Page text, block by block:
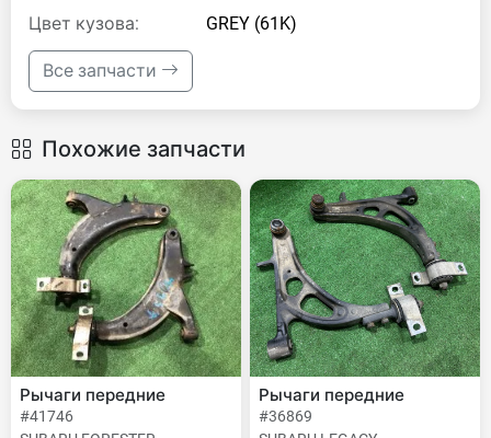
Цвет кузова:
GREY (61K)
Все запчасти
Похожие запчасти
Рычаги передние
#41746
Рычаги передние
#36869